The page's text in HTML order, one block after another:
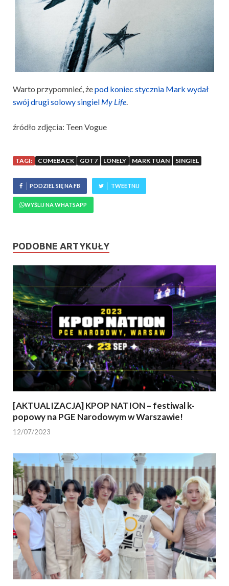
Warto przypomnieć, żepod koniec stycznia Mark wydał
swój drugi solowy singiel My Life.
źródło zdjęcia: Teen Vogue
TAGI: COMEBACK GOT7 LONELY MARK TUAN SINGIEL
PODZIEL SIĘ NA FB TWEETNIJ
WYŚLIJ NA WHATSAPP
PODOBNE ARTYKUŁY
[AKTUALIZACJA] KPOP NATION – festiwal k-
popowy na PGE Narodowym w Warszawie!
12/07/2023